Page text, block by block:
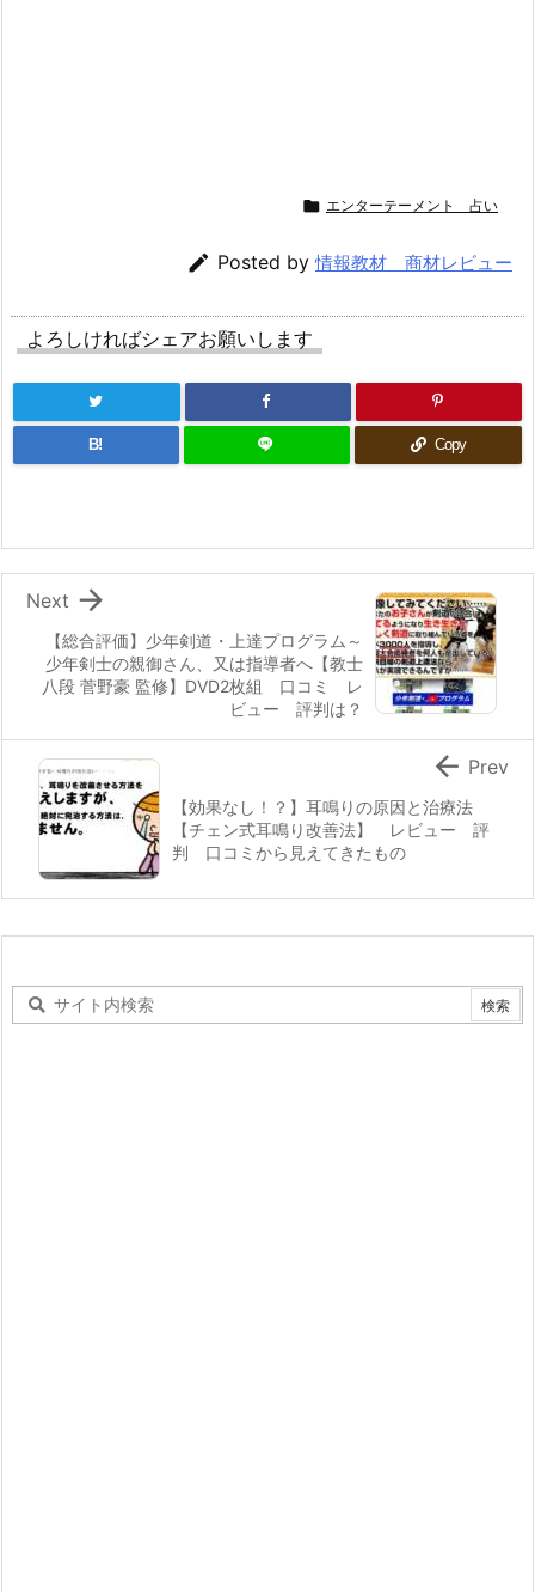
 エンターテーメント 占い
 Posted by情報教材 商材レビュー
よろしければシェアお願いします
B! Copy
【総合評価】少年剣道・上達プログラム～
少年剣士の親御さん、又は指導者へ【教士
八段 菅野豪 監修】DVD2枚組 口コミ レ
ビュー 評判は？

Next
【効果なし！？】耳鳴りの原因と治療法
【チェン式耳鳴り改善法】 レビュー 評
判 口コミから見えてきたもの
 Prev